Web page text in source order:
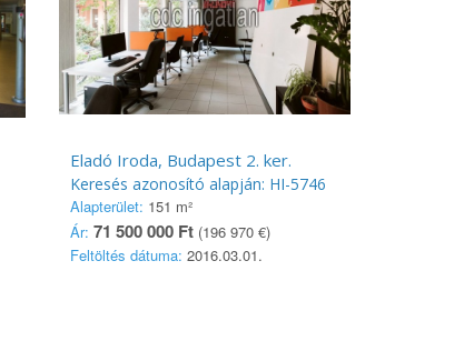
Eladó Iroda, Budapest 2. ker.
Keresés azonosító alapján: HI-5746
Alapterület: 151 m²
Ár: 71 500 000 Ft(196 970 €)
Feltöltés dátuma: 2016.03.01.